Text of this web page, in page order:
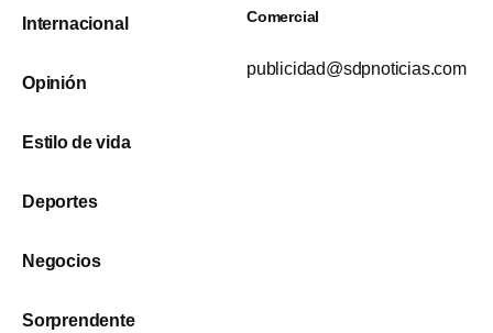
Internacional
Opinión
Estilo de vida
Deportes
Negocios
Sorprendente
Comercial
publicidad@sdpnoticias.com